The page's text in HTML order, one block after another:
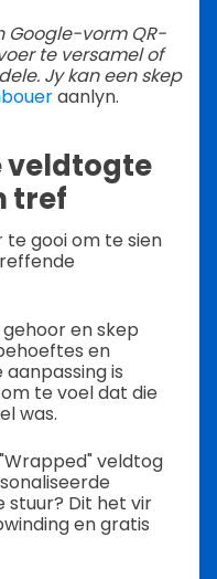
Google-vorm QR-
te versamel of
Jy kan een skep
aanlyn.
veldtogte
tref
gooi om te sien
en skep
en
is
te voel dat die
was.
veldtog
stuur? Dit het vir
en gratis